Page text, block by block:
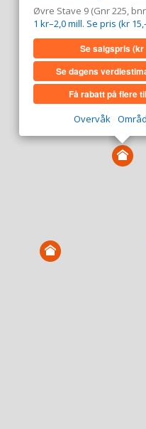
Øvre Stave 9 (Gnr 225,
1 kr–2,0 mill. Se pris (kr
Se salgspris(kr
Se dagens
Få rabatt på flere
Overvåk